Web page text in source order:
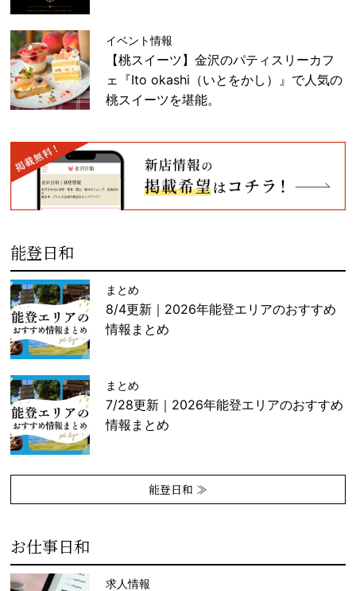
イベント情報
【桃スイーツ】金沢のパティスリーカフ
ェ『Ito okashi（いとをかし）』で人気の
桃スイーツを堪能。
能登日和
まとめ
8/4更新｜2026年能登エリアのおすすめ
情報まとめ
まとめ
7/28更新｜2026年能登エリアのおすすめ
情報まとめ
能登日和 ≫
お仕事日和
求人情報